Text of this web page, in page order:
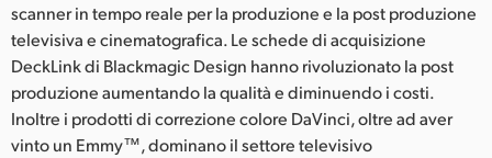
scanner in tempo reale per la produzione e la post produzione
televisiva e cinematografica. Le schede di acquisizione
DeckLink di Blackmagic Design hanno rivoluzionato la post
produzione aumentando la qualità e diminuendo i costi.
Inoltre i prodotti di correzione colore DaVinci, oltre ad aver
vinto un Emmy™, dominano il settore televisivo